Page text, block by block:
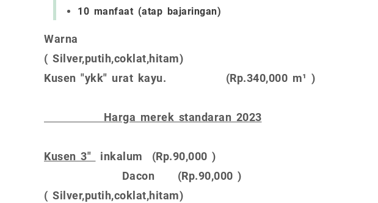
10 manfaat (atap bajaringan)
Warna
( Silver,putih,coklat,hitam)
Kusen "ykk" urat kayu. (Rp.340,000 m¹ )
Harga merek standaran 2023
Kusen 3"
inkalum (Rp.90,000 )
Dacon (Rp.90,000 )
( Silver,putih,coklat,hitam)